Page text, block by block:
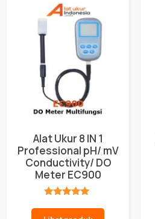
Alat Ukur 8 IN 1
Professional pH/ mV
Conductivity/ DO
Meter EC900